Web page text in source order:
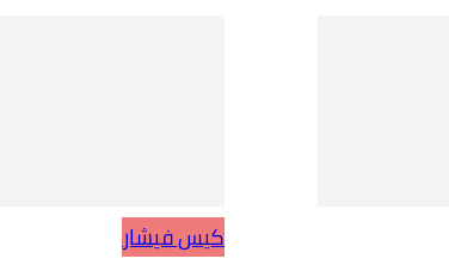
كيس فيشار